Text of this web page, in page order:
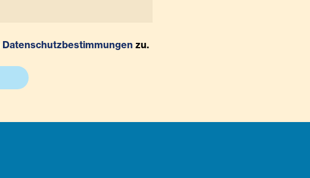
Datenschutzbestimmungen zu.